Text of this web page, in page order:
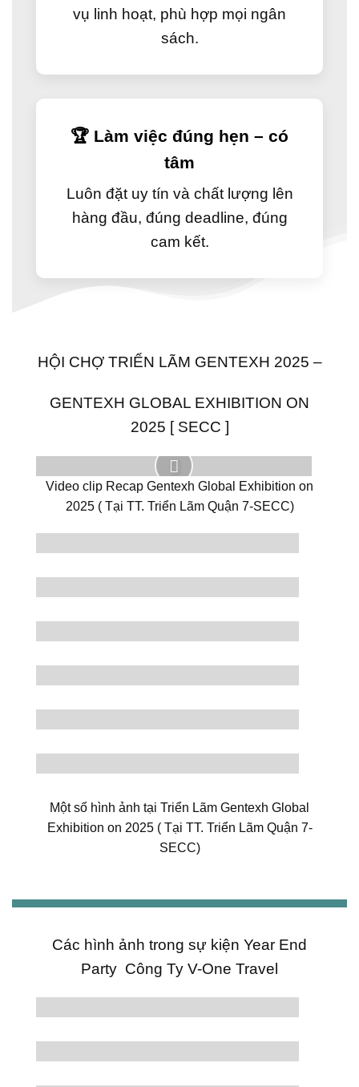
vụ linh hoạt, phù hợp mọi ngân
sách.
🏆 Làm việc đúng hẹn – có
tâm
Luôn đặt uy tín và chất lượng lên
hàng đầu, đúng deadline, đúng
cam kết.
HỘI CHỢ TRIỂN LÃM GENTEXH 2025 –
GENTEXH GLOBAL EXHIBITION ON
2025 [ SECC ]
Video clip Recap Gentexh Global Exhibition on
2025 ( Tại TT. Triển Lãm Quận 7-SECC)
Một số hình ảnh tại Triển Lãm Gentexh Global
Exhibition on 2025 ( Tại TT. Triển Lãm Quận 7-
SECC)
Các hình ảnh trong sự kiện Year End
Party Công Ty V-One Travel